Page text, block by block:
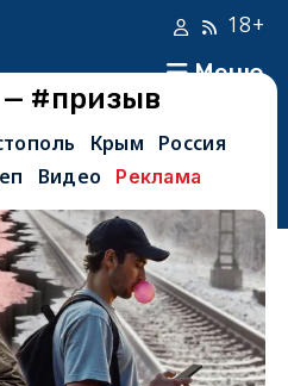
Меню
18+
#призыв
Крым
Россия
Видео Реклама